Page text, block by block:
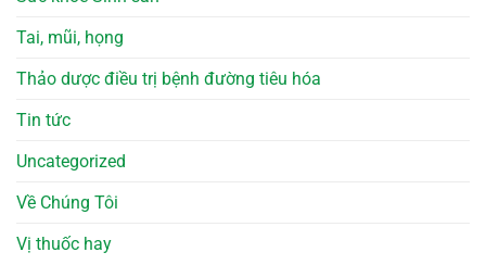
Tai, mũi, họng
Thảo dược điều trị bệnh đường tiêu hóa
Tin tức
Uncategorized
Về Chúng Tôi
Vị thuốc hay